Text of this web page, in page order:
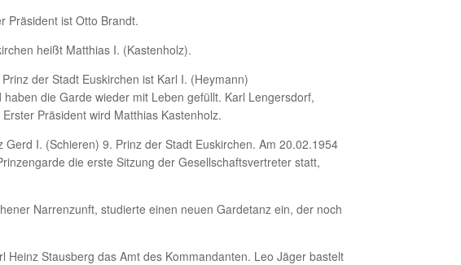
Präsident ist Otto Brandt.
heißt Matthias I. (Kastenholz).
der Stadt Euskirchen ist Karl I. (Heymann)
die Garde wieder mit Leben gefüllt. Karl Lengersdorf,
Präsident wird Matthias Kastenholz.
I. (Schieren) 9. Prinz der Stadt Euskirchen. Am 20.02.1954
die erste Sitzung der Gesellschaftsvertreter statt,
Narrenzunft, studierte einen neuen Gardetanz ein, der noch
Stausberg das Amt des Kommandanten. Leo Jäger bastelt